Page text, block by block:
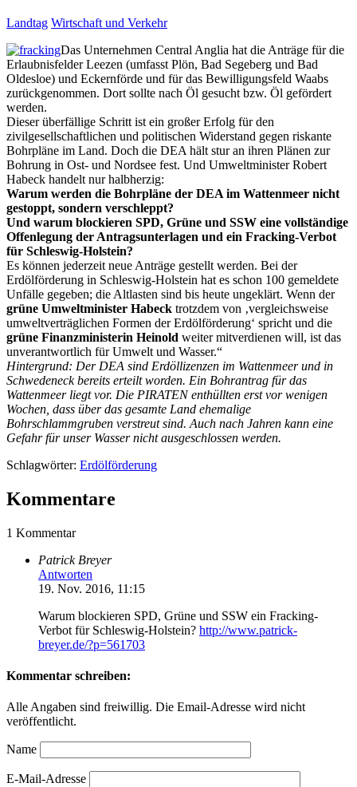
Landtag Wirtschaft und Verkehr
Das Unternehmen Central Anglia hat die Anträge für die
Erlaubnisfelder Leezen (umfasst Plön, Bad Segeberg und Bad
Oldesloe) und Eckernförde und für das Bewilligungsfeld Waabs
zurückgenommen. Dort sollte nach Öl gesucht bzw. Öl gefördert
werden.
Dieser überfällige Schritt ist ein großer Erfolg für den
zivilgesellschaftlichen und politischen Widerstand gegen riskante
Bohrpläne im Land. Doch die DEA hält stur an ihren Plänen zur
Bohrung in Ost- und Nordsee fest. Und Umweltminister Robert
Habeck handelt nur halbherzig:
Warum werden die Bohrpläne der DEA im Wattenmeer nicht
gestoppt, sondern verschleppt?
Und warum blockieren SPD, Grüne und SSW eine vollständige
Offenlegung der Antragsunterlagen und ein Fracking-Verbot
für Schleswig-Holstein?
Es können jederzeit neue Anträge gestellt werden. Bei der
Erdölförderung in Schleswig-Holstein hat es schon 100 gemeldete
Unfälle gegeben; die Altlasten sind bis heute ungeklärt. Wenn der
grüne Umweltminister Habeck trotzdem von ‚vergleichsweise
umweltverträglichen Formen der Erdölförderung‘ spricht und die
grüne Finanzministerin Heinold weiter mitverdienen will, ist das
unverantwortlich für Umwelt und Wasser.“
Hintergrund: Der DEA sind Erdöllizenzen im Wattenmeer und in
Schwedeneck bereits erteilt worden. Ein Bohrantrag für das
Wattenmeer liegt vor. Die PIRATEN enthüllten erst vor wenigen
Wochen, dass über das gesamte Land ehemalige
Bohrschlammgruben verstreut sind. Auch nach Jahren kann eine
Gefahr für unser Wasser nicht ausgeschlossen werden.
Schlagwörter: Erdölförderung
Kommentare
1 Kommentar
Patrick Breyer
Antworten
19. Nov. 2016, 11:15
Warum blockieren SPD, Grüne und SSW ein Fracking-
Verbot für Schleswig-Holstein? http://www.patrick-
breyer.de/?p=561703
Kommentar schreiben:
Alle Angaben sind freiwillig. Die Email-Adresse wird nicht
veröffentlicht.
Name
E-Mail-Adresse